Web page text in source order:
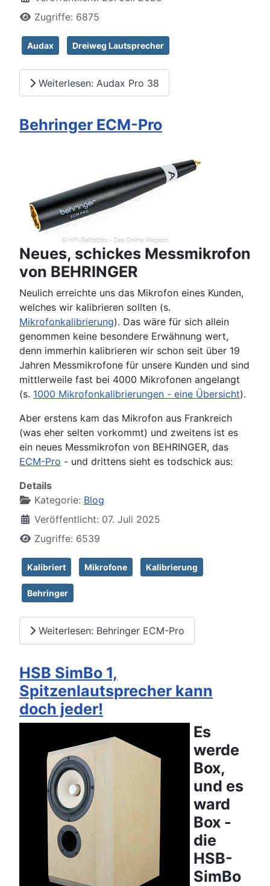
Zugriffe: 6875
Audax Dreiweg Lautsprecher
Weiterlesen: Audax Pro 38
Behringer ECM-Pro
Neues, schickes Messmikrofon
von BEHRINGER
Neulich erreichte uns das Mikrofon eines Kunden,
welches wir kalibrieren sollten (s.
Mikrofonkalibrierung). Das wäre für sich allein
genommen keine besondere Erwähnung wert,
denn immerhin kalibrieren wir schon seit über 19
Jahren Messmikrofone für unsere Kunden und sind
mittlerweile fast bei 4000 Mikrofonen angelangt
(s. 1000 Mikrofonkalibrierungen - eine Übersicht).
Aber erstens kam das Mikrofon aus Frankreich
(was eher selten vorkommt) und zweitens ist es
ein neues Messmikrofon von BEHRINGER, das
ECM-Pro - und drittens sieht es todschick aus:
Details
Kategorie: Blog
Veröffentlicht: 07. Juli 2025
Zugriffe: 6539
Kalibriert Mikrofone Kalibrierung
Behringer
Weiterlesen: Behringer ECM-Pro
HSB SimBo 1,
Spitzenlautsprecher kann
doch jeder!
Es
werde
Box,
und es
ward
Box -
die
HSB-
SimBo